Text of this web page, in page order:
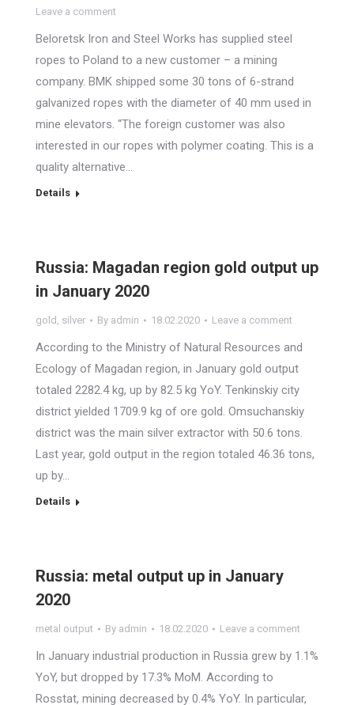
Leave a comment
Beloretsk Iron and Steel Works has supplied steel
ropes to Poland to a new customer – a mining
company. BMK shipped some 30 tons of 6-strand
galvanized ropes with the diameter of 40 mm used in
mine elevators. “The foreign customer was also
interested in our ropes with polymer coating. This is a
quality alternative…
Details
Russia: Magadan region gold output up
in January 2020
gold , silver By admin 18.02.2020 Leave a comment
According to the Ministry of Natural Resources and
Ecology of Magadan region, in January gold output
totaled 2282.4 kg, up by 82.5 kg YoY. Tenkinskiy city
district yielded 1709.9 kg of ore gold. Omsuchanskiy
district was the main silver extractor with 50.6 tons.
Last year, gold output in the region totaled 46.36 tons,
up by…
Details
Russia: metal output up in January
2020
metal output By admin 18.02.2020 Leave a comment
In January industrial production in Russia grew by 1.1%
YoY, but dropped by 17.3% MoM. According to
Rosstat, mining decreased by 0.4% YoY. In particular,